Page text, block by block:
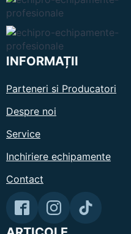
INFORMAȚII
Parteneri si Producatori
Despre noi
Service
Inchiriere echipamente
Contact